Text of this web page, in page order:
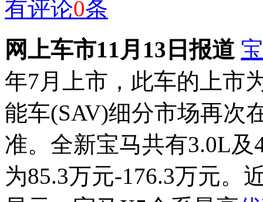
有评论0条
网上车市11月13日报道
年7月上市，此车的上市
能车(SAV)细分市场再次
准。全新宝马共有3.0L
为85.3万元-176.3万元。